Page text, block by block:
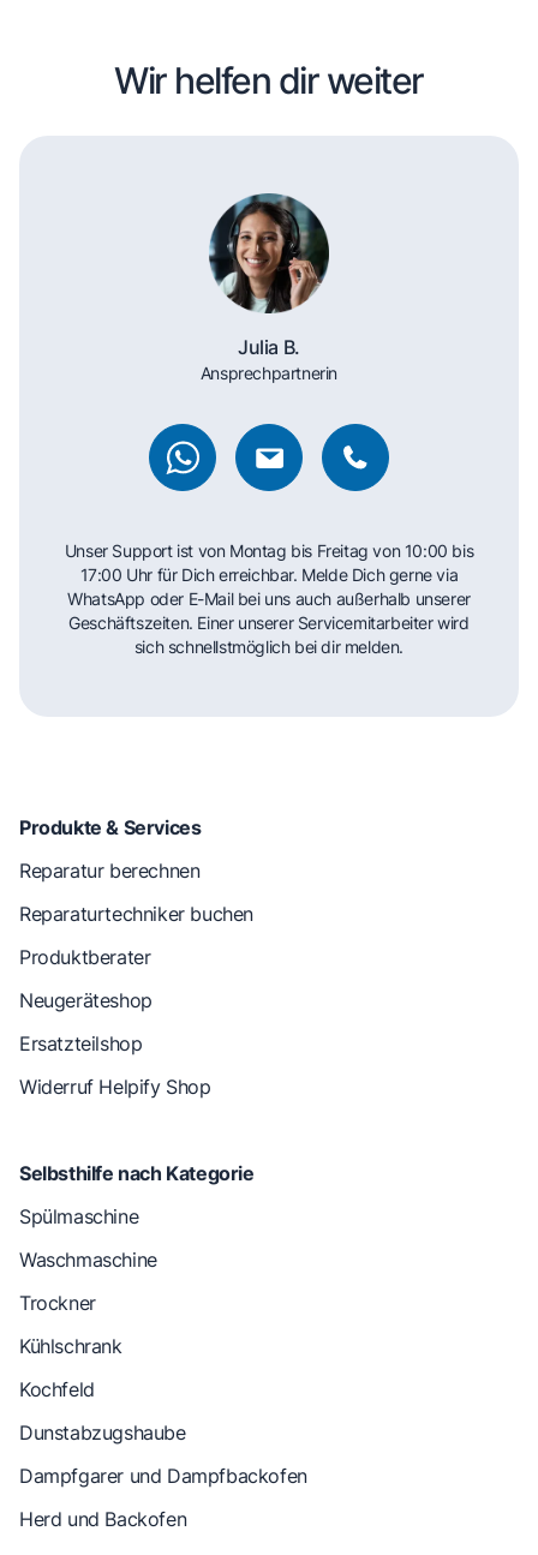
Wir helfen dir weiter
Julia B.
Ansprechpartnerin
Unser Support ist von Montag bis Freitag von 10:00 bis
17:00 Uhr für Dich erreichbar. Melde Dich gerne via
WhatsApp oder E-Mail bei uns auch außerhalb unserer
Geschäftszeiten. Einer unserer Servicemitarbeiter wird
sich schnellstmöglich bei dir melden.
Produkte & Services
Reparatur berechnen
Reparaturtechniker buchen
Produktberater
Neugeräteshop
Ersatzteilshop
Widerruf Helpify Shop
Selbsthilfe nach Kategorie
Spülmaschine
Waschmaschine
Trockner
Kühlschrank
Kochfeld
Dunstabzugshaube
Dampfgarer und Dampfbackofen
Herd und Backofen